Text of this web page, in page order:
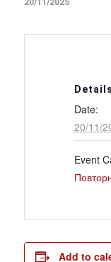
20/11/2025
Details
Date:
20/11/
Event
Add to